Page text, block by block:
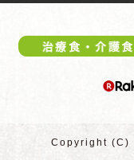
Copyright (C)